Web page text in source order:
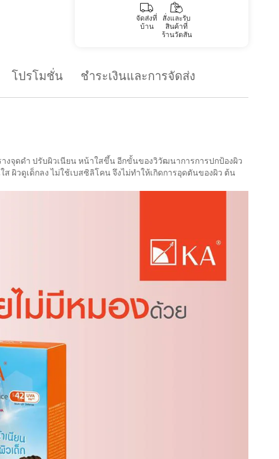
จัดส่งที่
บ้าน
สั่งและรับ
สินค้าที่
ร้านวัตสัน
โปรโมชั่น ชำระเงินและการจัดส่ง
งจุดดำ ปรับผิวเนียน หน้าใสขึ้น อีกขั้นของวิวัฒนาการการปกป้องผิว
ผิวดูเด็กลง ไม่ใช้เบสซิลิโคน จึงไม่ทำให้เกิดการอุดตันของผิว ต้น